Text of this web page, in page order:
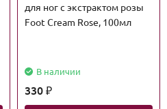
для ног с экстрактом розы
Foot Cream Rose, 100мл
В наличии
330 ₽